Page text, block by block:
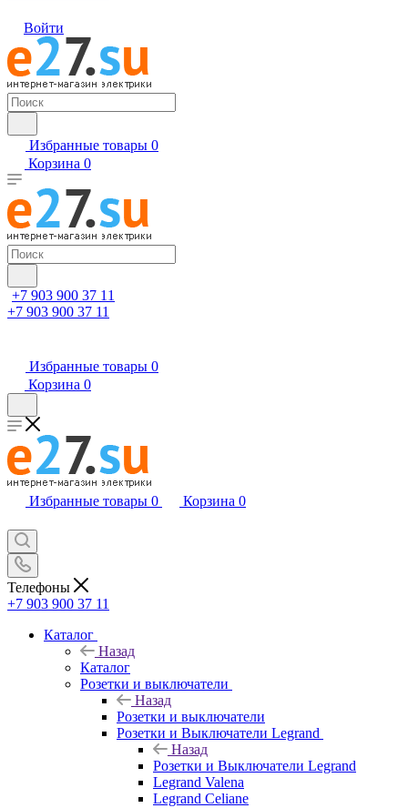
Войти
Избранные товары 0
Корзина 0
+7 903 900 37 11
+7 903 900 37 11
Избранные товары 0
Корзина 0
Избранные товары 0 Корзина 0
Телефоны
+7 903 900 37 11
Каталог
Назад
Каталог
Розетки и выключатели
Назад
Розетки и выключатели
Розетки и Выключатели Legrand
Назад
Розетки и Выключатели Legrand
Legrand Valena
Legrand Celiane